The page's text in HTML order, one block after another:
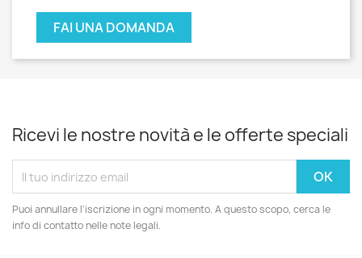
FAI UNA DOMANDA
Ricevi le nostre novità e le offerte speciali
Puoi annullare l'iscrizione in ogni momento. A questo scopo, cerca le
info di contatto nelle note legali.